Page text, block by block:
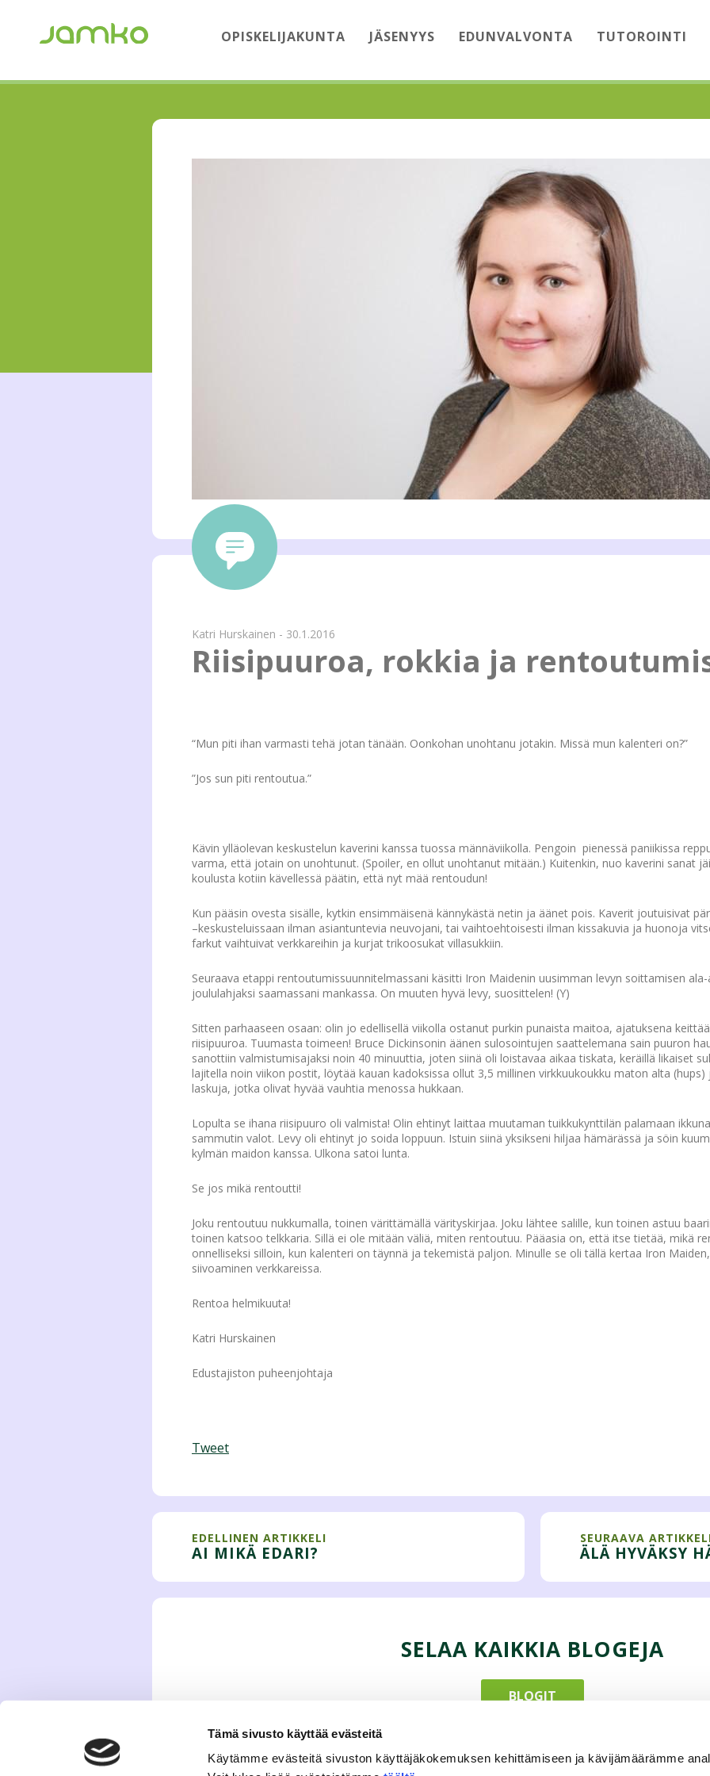
Tämä sivusto käyttää evästeitä
Käytämme evästeitä sivuston käyttäjäkokemuksen kehittämiseen ja kävijämäärämme
OPISKELIJAKUNTA JÄSENYYS EDUNVALVONTA TUTOROINTI
Katri Hurskainen - 30.1.2016
Riisipuuroa, rokkia ja
“Mun piti ihan varmasti tehä jotan tänään. Oonkohan unohtanu jotakin. Missä mun kalenteri on?”
”Jos sun piti rentoutua.”
Kävin ylläolevan keskustelun kaverini kanssa tuossa männäviikolla. Pengoin pienessä paniikissa
varma, että jotain on unohtunut. (Spoiler, en ollut unohtanut mitään.) Kuitenkin, nuo kaverini sanat
koulusta kotiin kävellessä päätin, että nyt mää rentoudun!
Kun pääsin ovesta sisälle, kytkin ensimmäisenä kännykästä netin ja äänet pois. Kaverit joutuisivat
–keskusteluissaan ilman asiantuntevia neuvojani, tai vaihtoehtoisesti ilman kissakuvia ja huonoja
farkut vaihtuivat verkkareihin ja kurjat trikoosukat villasukkiin.
Seuraava etappi rentoutumissuunnitelmassani käsitti Iron Maidenin uusimman levyn soittamisen
joululahjaksi saamassani mankassa. On muuten hyvä levy, suosittelen! (Y)
Sitten parhaaseen osaan: olin jo edellisellä viikolla ostanut purkin punaista maitoa, ajatuksena
riisipuuroa. Tuumasta toimeen! Bruce Dickinsonin äänen sulosointujen saattelemana sain puuron
sanottiin valmistumisajaksi noin 40 minuuttia, joten siinä oli loistavaa aikaa tiskata, keräillä likaiset
lajitella noin viikon postit, löytää kauan kadoksissa ollut 3,5 millinen virkkuukoukku maton alta
laskuja, jotka olivat hyvää vauhtia menossa hukkaan.
Lopulta se ihana riisipuuro oli valmista! Olin ehtinyt laittaa muutaman tuikkukynttilän palamaan
sammutin valot. Levy oli ehtinyt jo soida loppuun. Istuin siinä yksikseni hiljaa hämärässä ja söin
kylmän maidon kanssa. Ulkona satoi lunta.
Se jos mikä rentoutti!
Joku rentoutuu nukkumalla, toinen värittämällä värityskirjaa. Joku lähtee salille, kun toinen astuu
toinen katsoo telkkaria. Sillä ei ole mitään väliä, miten rentoutuu. Pääasia on, että itse tietää, mikä
onnelliseksi silloin, kun kalenteri on täynnä ja tekemistä paljon. Minulle se oli tällä kertaa Iron
siivoaminen verkkareissa.
Rentoa helmikuuta!
Katri Hurskainen
Edustajiston puheenjohtaja
Tweet
EDELLINEN ARTIKKELI
AI MIKÄ EDARI?
SEURAAVA
ÄLÄ HYVÄKSY
SELAA KAIKKIA BLOGEJA
BLOGIT